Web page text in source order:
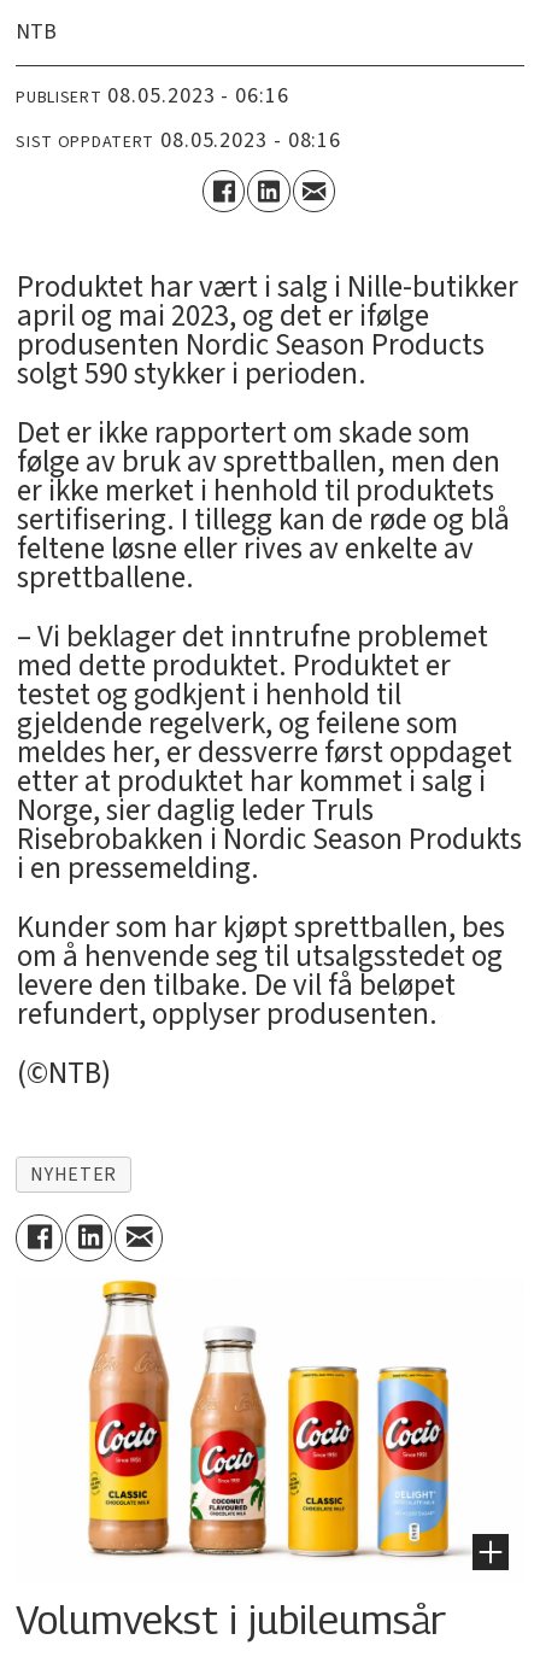
NTB
PUBLISERT 08.05.2023 - 06:16
SIST OPPDATERT 08.05.2023 - 08:16
Produktet har vært i salg i Nille-butikker
april og mai 2023, og det er ifølge
produsenten Nordic Season Products
solgt 590 stykker i perioden.
Det er ikke rapportert om skade som
følge av bruk av sprettballen, men den
er ikke merket i henhold til produktets
sertifisering. I tillegg kan de røde og blå
feltene løsne eller rives av enkelte av
sprettballene.
– Vi beklager det inntrufne problemet
med dette produktet. Produktet er
testet og godkjent i henhold til
gjeldende regelverk, og feilene som
meldes her, er dessverre først oppdaget
etter at produktet har kommet i salg i
Norge, sier daglig leder Truls
Risebrobakken i Nordic Season Produkts
i en pressemelding.
Kunder som har kjøpt sprettballen, bes
om å henvende seg til utsalgsstedet og
levere den tilbake. De vil få beløpet
refundert, opplyser produsenten.
(©NTB)
NYHETER
Volumvekst i jubileumsår